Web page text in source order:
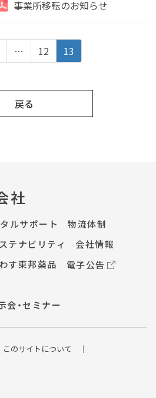
事業所移転のお知らせ
…
固
定
12
固
定
13
戻る
社
ルサポート
物流体制
テナビリティ
会社情報
す東邦薬品
電子公告
会・セミナー
このサイトについて